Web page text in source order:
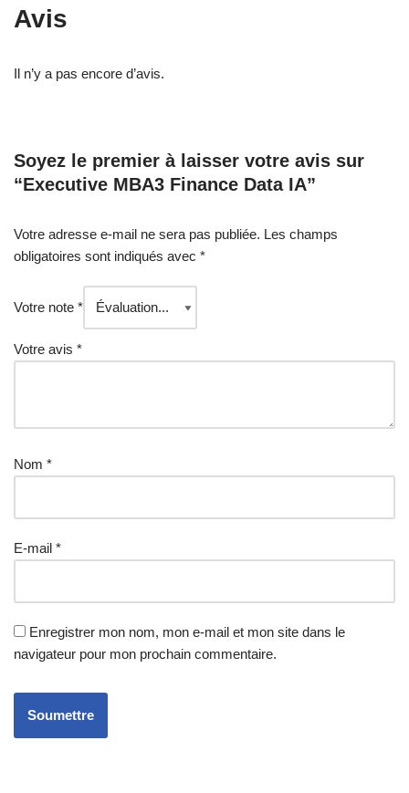
Avis
Il n’y a pas encore d’avis.
Soyez le premier à laisser votre avis sur
“Executive MBA3 Finance Data IA”
Votre adresse e-mail ne sera pas publiée. Les champs
obligatoires sont indiqués avec *
Votre note *
Votre avis *
Nom *
E-mail *
Enregistrer mon nom, mon e-mail et mon site dans le
navigateur pour mon prochain commentaire.